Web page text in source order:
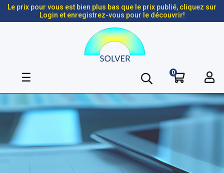
Le prix pour vous est bien plus bas que le prix publié, cliquez sur
Login et enregistrez-vous pour le découvrir!
Basculer
navigation
☰ 0